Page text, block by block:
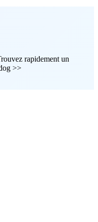
rapidement un
>>